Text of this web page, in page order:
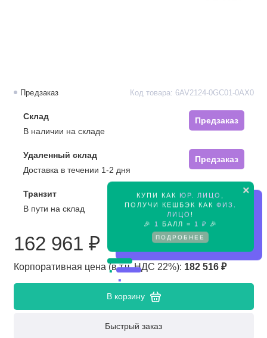
×
КУПИ КАК ЮР. ЛИЦО
ПОЛУЧИ КЕШБЭК КАК ФИЗ.
ЛИЦО !
🎉 1 БАЛЛ = 1 ₽ 🎉
ПОДРОБНЕЕ
Предзаказ Код товара: 6AV2124-0GC01-0AX0
Склад
Предзаказ
В наличии на складе
Удаленный склад
Предзаказ
Доставка в течении 1-2 дня
Транзит
Предзаказ
В пути на склад
162 961 ₽
Корпоративная цена (в т.ч. НДС 22%): 182 516 ₽
В корзину
Быстрый заказ